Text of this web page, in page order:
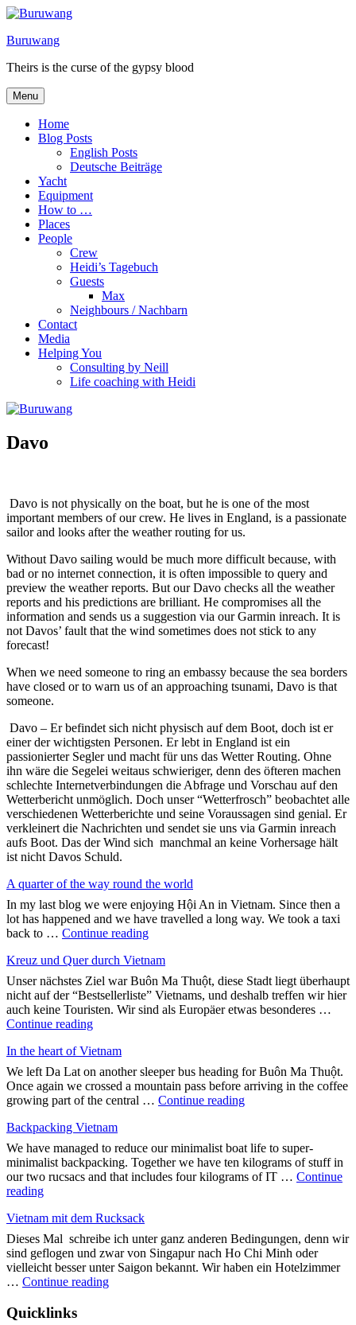
Skip
content
Buruwang
Theirs is the curse of the gypsy blood
Menu
Home
Blog Posts
English Posts
Deutsche Beiträge
Yacht
Equipment
How to …
Places
People
Crew
Heidi’s Tagebuch
Guests
Max
Neighbours / Nachbarn
Contact
Media
Helping You
Consulting by Neill
Life coaching with Heidi
Davo
Davo is not physically on the boat, but he is one of the most
important members of our crew. He lives in England, is a passionate
sailor and looks after the weather routing for us.
Without Davo sailing would be much more difficult because, with
bad or no internet connection, it is often impossible to query and
preview the weather reports. But our Davo checks all the weather
reports and his predictions are brilliant. He compromises all the
information and sends us a suggestion via our Garmin inreach. It is
not Davos’ fault that the wind sometimes does not stick to any
forecast!
When we need someone to ring an embassy because the sea borders
have closed or to warn us of an approaching tsunami, Davo is that
someone.
Davo – Er befindet sich nicht physisch auf dem Boot, doch ist er
einer der wichtigsten Personen. Er lebt in England ist ein
passionierter Segler und macht für uns das Wetter Routing. Ohne
ihn wäre die Segelei weitaus schwieriger, denn des öfteren machen
schlechte Internetverbindungen die Abfrage und Vorschau auf den
Wetterbericht unmöglich. Doch unser “Wetterfrosch” beobachtet alle
verschiedenen Wetterberichte und seine Voraussagen sind genial. Er
verkleinert die Nachrichten und sendet sie uns via Garmin inreach
aufs Boot. Das der Wind sich manchmal an keine Vorhersage hält
ist nicht Davos Schuld.
A quarter of the way round the world
In my last blog we were enjoying Hội An in Vietnam. Since then a
lot has happened and we have travelled a long way. We took a taxi
back to … Continue reading"A
of
the
way
round
the
Kreuz und Quer durch Vietnam
Unser nächstes Ziel war Buôn Ma Thuột, diese Stadt liegt überhaupt
nicht auf der “Bestsellerliste” Vietnams, und deshalb treffen wir hier
auch keine Touristen. Wir sind als Europäer etwas besonderes …
Continue reading"Kreuz
Quer
durch
Vietnam"
In the heart of Vietnam
We left Da Lat on another sleeper bus heading for Buôn Ma Thuột.
Once again we crossed a mountain pass before arriving in the coffee
growing part of the central … Continue reading"In
of
Vietnam"
Backpacking Vietnam
We have managed to reduce our minimalist boat life to super-
minimalist backpacking. Together we have ten kilograms of stuff in
our two rucsacs and that includes four kilograms of IT … Continue
reading"Backpacking
Vietnam mit dem Rucksack
Dieses Mal schreibe ich unter ganz anderen Bedingungen, denn wir
sind geflogen und zwar von Singapur nach Ho Chi Minh oder
vielleicht besser unter Saigon bekannt. Wir haben ein Hotelzimmer
… Continue reading"Vietnam
Quicklinks